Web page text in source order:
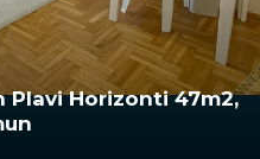
Plavi Horizonti 47m2,